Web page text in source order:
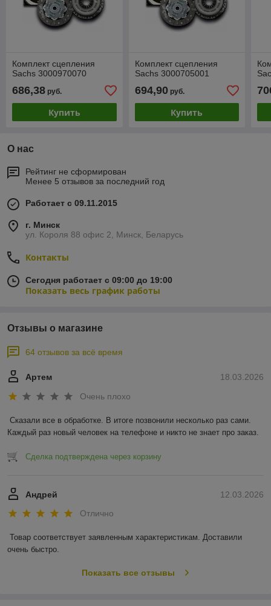
Комплект сцепления
Sachs 3000970070
686,38 руб.
Купить
Комплект сцепления
Sachs 3000705001
694,90руб.
Купить
О нас
Рейтинг не сформирован
Менее 5 отзывов за последний год
Работает с 09.11.2015
г. Минск
ул. Короля 88 офис 2, Минск, Беларусь
Контакты
Сегодня работает с 09:00 до 19:00
Показать весь график работы
Отзывы о магазине
64 отзывов за всё время
18.03.2026
Артем
Очень плохо
Сказали все в обработке. В итоге позвонили несколько раз сами.
Каждый раз новый человек на телефоне и никто не знает про заказ.
Сделка подтверждена через корзину
12.03.2026
Андрей
Отлично
Товар соответствует заявленным характеристикам. Доставили
очень быстро.
Показать все отзывы